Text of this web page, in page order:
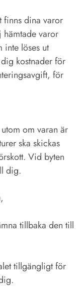
finns dina varor
hämtade varor
inte löses ut
kostnader för
för
om varan är
ska skickas
Vid byten
dig.
tillbaka den till
tillgängligt för